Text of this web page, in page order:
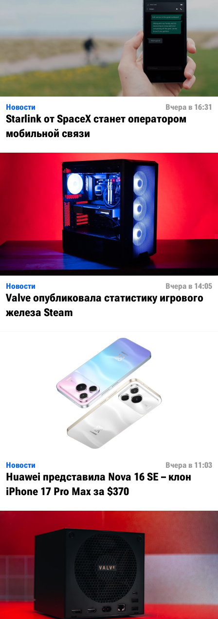
Новости Вчера в 16:31
Starlink от SpaceX станет оператором
мобильной связи
Новости Вчера в 14:05
Valve опубликовала статистику игрового
железа Steam
Новости Вчера в 11:03
Huawei представила Nova 16 SE – клон
iPhone 17 Pro Max за $370